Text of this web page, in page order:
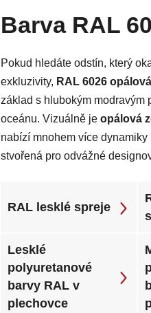
Barva RAL
Pokud hledáte odstín, který
exkluzivity, RAL 6026
základ s hlubokým modravým
oceánu. Vizuálně je opálová
nabízí mnohem více
stvořená pro odvážné
RAL lesklé spreje
Lesklé
polyuretanové
barvy RAL v
plechovce